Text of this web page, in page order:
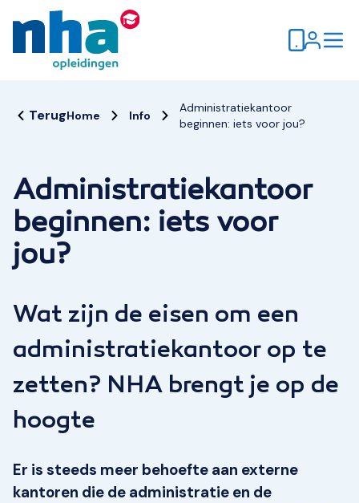
TerugHome Info
Administratiekantoor
beginnen: iets voor jou?
Administratiekantoor
beginnen: iets voor
jou?
Wat zijn de eisen om een
administratiekantoor op te
zetten? NHA brengt je op de
hoogte
Er is steeds meer behoefte aan externe
kantoren die de administratie en de